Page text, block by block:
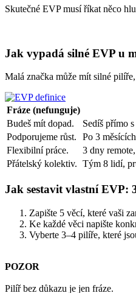
Skutečné EVP musí říkat něco
Jak vypadá silné EVP u
Malá značka může mít silné
Fráze (nefunguje)
Budeš mít dopad.
Sedíš přímo
Podporujeme růst.
Po 3
Flexibilní práce.
3 dny
Přátelský kolektiv. Tým 8 lidí,
Jak sestavit vlastní EVP:
Zapište 5 věcí, které vaši
Ke každé věci napište
Vyberte 3–4 pilíře, které
POZOR
Pilíř bez důkazu je jen fráze.